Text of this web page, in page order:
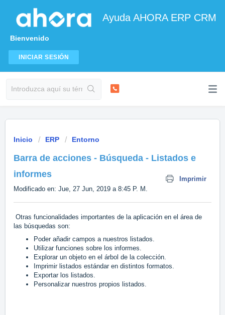
Ayuda AHORA ERP CRM
Bienvenido
INICIAR SESIÓN
Inicio ERP Entorno
Barra de acciones - Búsqueda - Listados e
informes
Imprimir
Modificado en: Jue, 27 Jun, 2019 a 8:45 P. M.
Otras funcionalidades importantes de la aplicación en el área de
las búsquedas son:
Poder añadir campos a nuestros listados.
Utilizar funciones sobre los informes.
Explorar un objeto en el árbol de la colección.
Imprimir listados estándar en distintos formatos.
Exportar los listados.
Personalizar nuestros propios listados.